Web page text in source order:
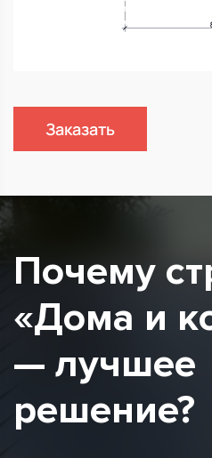
Заказать
Почему
«Дома и
— лучшее
решение?